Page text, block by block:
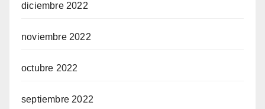
diciembre 2022
noviembre 2022
octubre 2022
septiembre 2022